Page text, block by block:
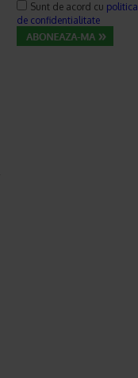
Sunt de acord cu politica
de confidentialitate